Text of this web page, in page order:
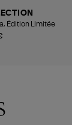
Édition Limitée